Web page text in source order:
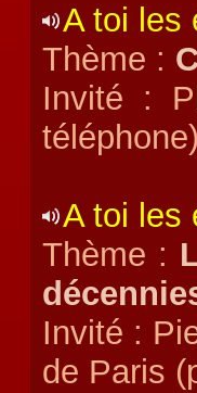
A toi les
Thème :
Invité :
téléphone)
A toi les
Thème :
Invité :
de Paris